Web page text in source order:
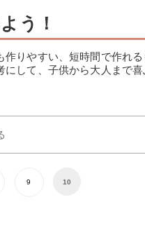
う！
りやすい、短時間で作れる
して、子供から大人まで
9 10